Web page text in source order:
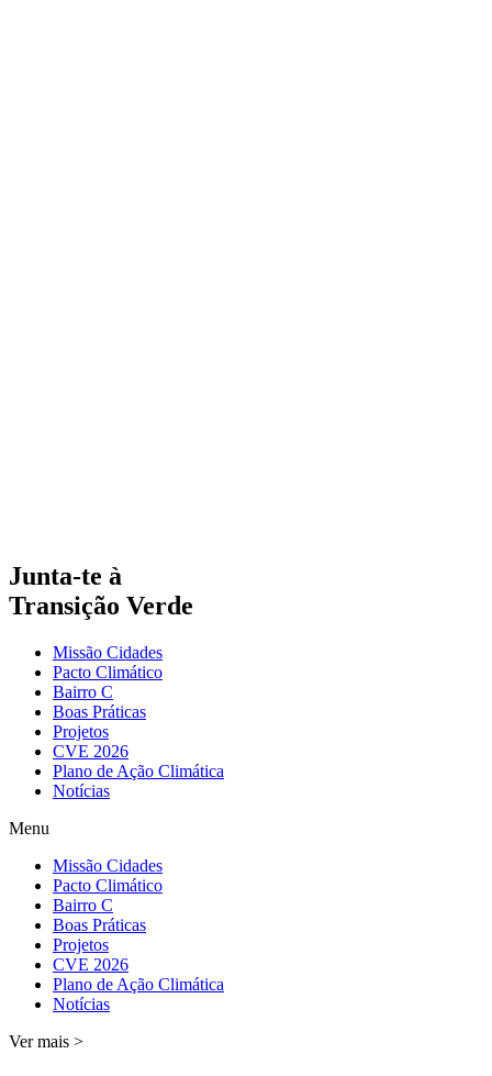
Junta-te à
Transição Verde
Missão Cidades
Pacto Climático
Bairro C
Boas Práticas
Projetos
CVE 2026
Plano de Ação Climática
Notícias
Menu
Missão Cidades
Pacto Climático
Bairro C
Boas Práticas
Projetos
CVE 2026
Plano de Ação Climática
Notícias
Ver mais >